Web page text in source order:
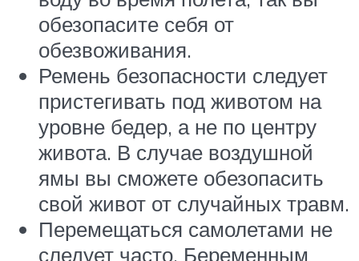
обезопасите себя от
обезвоживания.
Ремень безопасности следует
пристегивать под животом на
уровне бедер, а не по центру
живота. В случае воздушной
ямы вы сможете обезопасить
свой живот от случайных травм.
Перемещаться самолетами не
следует часто. Беременным